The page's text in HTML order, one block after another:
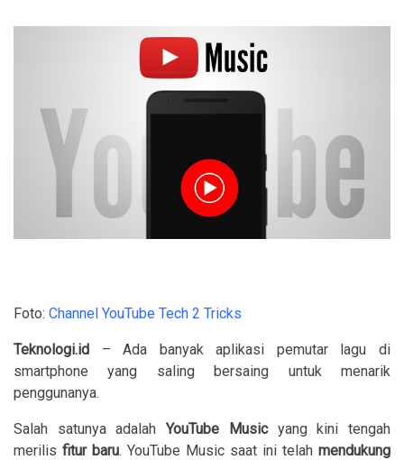
Foto: Channel YouTube Tech 2 Tricks
Teknologi.id – Ada banyak aplikasi pemutar lagu di
smartphone yang saling bersaing untuk menarik
penggunanya.
Salah satunya adalahYouTube Musicyang kini tengah
merilis fitur baru. YouTube Music saat ini telah mendukung